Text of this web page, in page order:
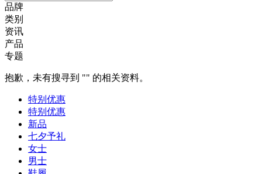
品牌
类别
资讯
产品
专题
抱歉，未有搜寻到 "" 的相关资料。
特别优惠
特别优惠
新品
七夕予礼
女士
男士